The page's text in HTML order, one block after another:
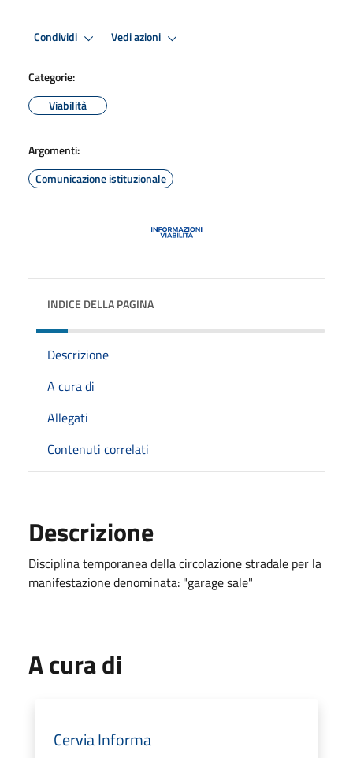
Condividi Vedi azioni
Categorie:
Viabilità
Argomenti:
Comunicazione istituzionale
INDICE DELLA PAGINA
Descrizione
A cura di
Allegati
Contenuti correlati
Descrizione
Disciplina temporanea della circolazione stradale per la
manifestazione denominata: "garage sale"
A cura di
Cervia Informa